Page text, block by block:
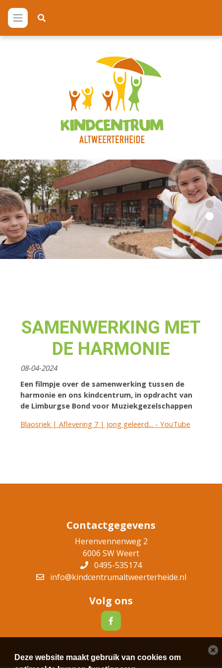
SAMENWERKING MET
DE HARMONIE
08-04-2024
Een filmpje over de samenwerking tussen de
harmonie en ons kindcentrum, in opdracht van
de Limburgse Bond voor Muziekgezelschappen
Blaosriek | Aflevering 7 | Jong geleerd... - YouTube
Contactgegevens
Herenvennenweg 2
6006 SW Weert
0495-535174
info@kindcentrumaltweerterheide.nl
Volg ons
Deze website maakt gebruik van cookies om